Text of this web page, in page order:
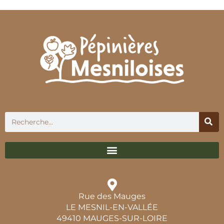
Rue des Mauges
LE MESNIL-EN-VALLÉE
49410 MAUGES-SUR-LOIRE